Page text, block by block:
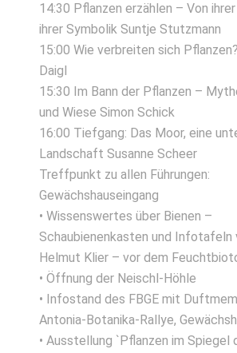
14:30 Pflanzen erzählen – Von
ihrer Symbolik Suntje Stutzmann
15:00 Wie verbreiten sich
Daigl
15:30 Im Bann der Pflanzen –
und Wiese Simon Schick
16:00 Tiefgang: Das Moor, eine
Landschaft Susanne Scheer
Treffpunkt zu allen Führungen:
Gewächshauseingang
• Wissenswertes über Bienen –
Schaubienenkasten und Infotafeln
Helmut Klier – vor dem
• Öffnung der Neischl-Höhle
• Infostand des FBGE mit
Antonia-Botanika-Rallye,
• Ausstellung `Pflanzen im Spiegel